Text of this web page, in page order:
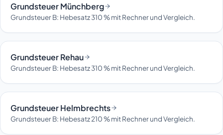
Grundsteuer Münchberg
Grundsteuer B: Hebesatz 310 % mit Rechner und Vergleich.
Grundsteuer Rehau
Grundsteuer B: Hebesatz 310 % mit Rechner und Vergleich.
Grundsteuer Helmbrechts
Grundsteuer B: Hebesatz 210 % mit Rechner und Vergleich.